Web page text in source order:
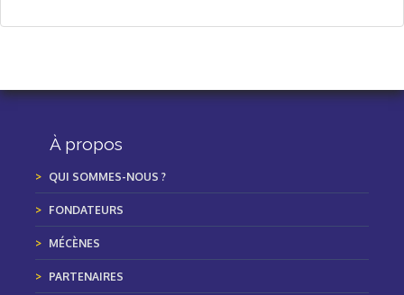
À propos
QUI SOMMES-NOUS ?
FONDATEURS
MÉCÈNES
PARTENAIRES